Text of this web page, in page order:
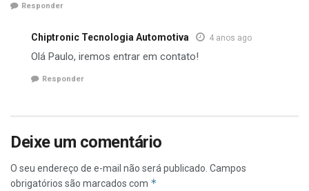
Responder
Chiptronic Tecnologia Automotiva 4 anos ago
Olá Paulo, iremos entrar em contato!
Responder
Deixe um comentário
O seu endereço de e-mail não será publicado. Campos
obrigatórios são marcados com *